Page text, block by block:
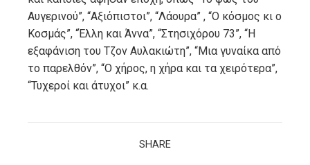
Αυγερινού”, “Αξιόπιστοι”, “Λάουρα” , “Ο κόσμος κι ο
Κοσμάς”, “Έλλη και Άννα”, “Στησιχόρου 73”, “Η
εξαφάνιση του Τζον Αυλακιώτη”, “Μια γυναίκα από
το παρελθόν”, “Ο χήρος, η χήρα και τα χειρότερα”,
“Τυχεροί και άτυχοι” κ.α.
SHARE